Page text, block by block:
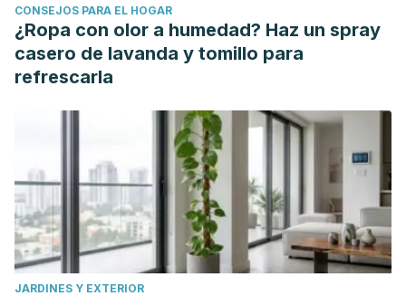
CONSEJOS PARA EL HOGAR
¿Ropa con olor a humedad? Haz un spray
casero de lavanda y tomillo para
refrescarla
JARDINES Y EXTERIOR